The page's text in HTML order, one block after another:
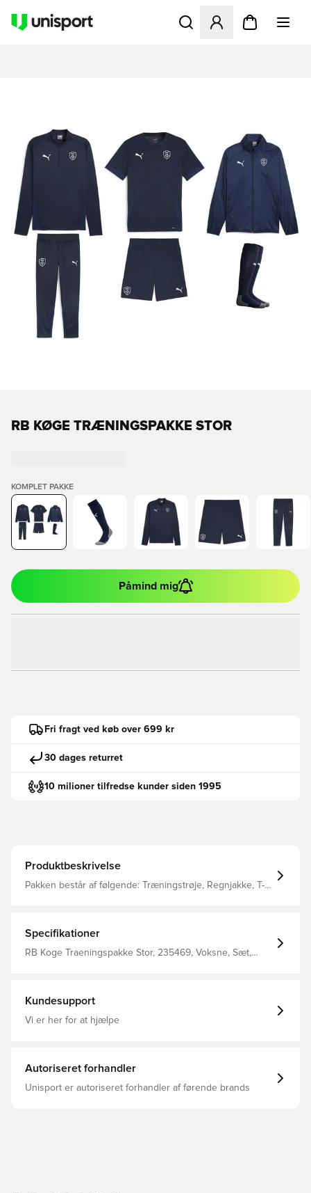
Åbner en Modal til at
RB KØGE TRÆNINGSPAKKE STOR
KOMPLET PAKKE
Påmind mig
Fri fragt ved køb over 699 kr
30 dages returret
10 milioner tilfredse kunder siden 1995
Produktbeskrivelse
Pakken består af følgende: Træningstrøje, Regnjakke, T-
Specifikationer
RB Koge Traeningspakke Stor, 235469, Voksne, Sæt,
Kundesupport
Vi er her for at hjælpe
Autoriseret forhandler
Unisport er autoriseret forhandler af førende brands